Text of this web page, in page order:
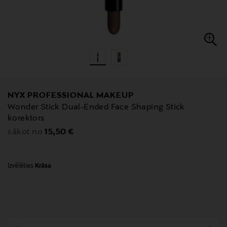
NYX PROFESSIONAL MAKEUP
Wonder Stick Dual-Ended Face Shaping Stick
korektors
sākot no Original Price
15,50 €
Izvēlēties Krāsa